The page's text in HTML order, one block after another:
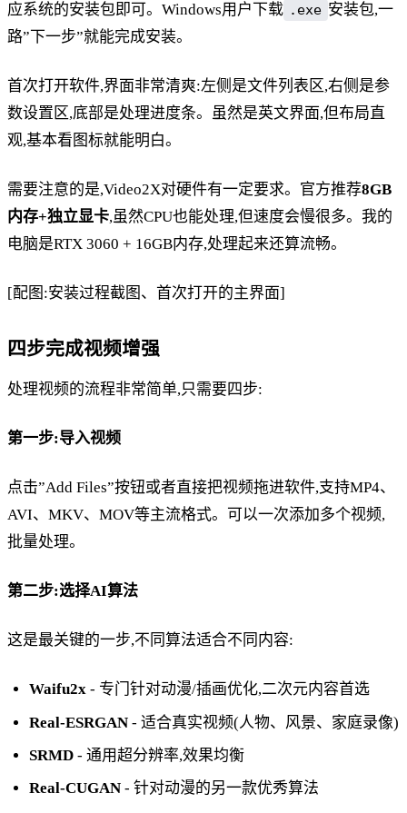
应系统的安装包即可。Windows用户下载 .exe 安装包,一
路”下一步”就能完成安装。
首次打开软件,界面非常清爽:左侧是文件列表区,右侧是参
数设置区,底部是处理进度条。虽然是英文界面,但布局直
观,基本看图标就能明白。
需要注意的是,Video2X对硬件有一定要求。官方推荐8GB
内存+独立显卡,虽然CPU也能处理,但速度会慢很多。我的
电脑是RTX 3060 + 16GB内存,处理起来还算流畅。
[配图:安装过程截图、首次打开的主界面]
四步完成视频增强
处理视频的流程非常简单,只需要四步:
第一步:导入视频
点击”Add Files”按钮或者直接把视频拖进软件,支持MP4、
AVI、MKV、MOV等主流格式。可以一次添加多个视频,
批量处理。
第二步:选择AI算法
这是最关键的一步,不同算法适合不同内容:
Waifu2x - 专门针对动漫/插画优化,二次元内容首选
Real-ESRGAN - 适合真实视频(人物、风景、家庭录像)
SRMD - 通用超分辨率,效果均衡
Real-CUGAN - 针对动漫的另一款优秀算法